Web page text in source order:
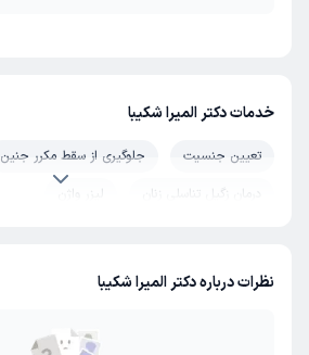
خدمات دکتر المیرا شکیبا
تعیین جنسیت
جلوگیری از سقط مکرر جنین
درمان زگیل تناسلی زنان
لیزر واژن
نظرات درباره دکتر المیرا شکیبا